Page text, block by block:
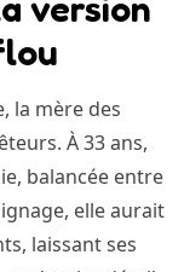
version
la mère des
À 33 ans,
balancée entre
elle aurait
laissant ses